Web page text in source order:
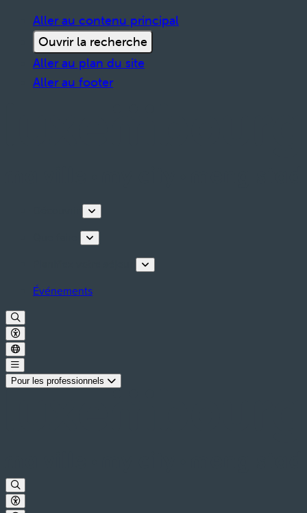
Aller au contenu principal
Ouvrir la recherche
Aller au plan du site
Aller au footer
Événements
Pour les professionnels